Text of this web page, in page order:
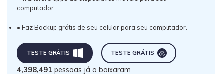
computador.
• Faz Backup grátis de seu celular para seu computador.
TESTE GRÁTIS TESTE GRÁTIS
4,398,491 pessoas já o baixaram